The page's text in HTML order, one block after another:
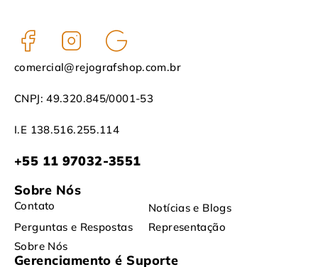
comercial@rejografshop.com.br
CNPJ: 49.320.845/0001-53
I.E 138.516.255.114
+55 11 97032-3551
Sobre Nós
Contato
Notícias e Blogs
Perguntas e Respostas
Representação
Sobre Nós
Gerenciamento é Suporte